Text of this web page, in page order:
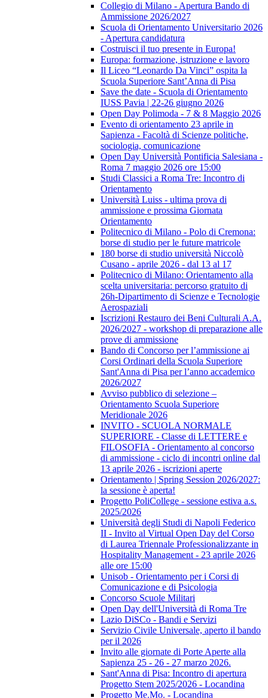
Collegio di Milano - Apertura Bando di
Ammissione 2026/2027
Scuola di Orientamento Universitario 2026
- Apertura candidatura
Costruisci il tuo presente in Europa!
Europa: formazione, istruzione e lavoro
Il Liceo “Leonardo Da Vinci” ospita la
Scuola Superiore Sant’Anna di Pisa
Save the date - Scuola di Orientamento
IUSS Pavia | 22-26 giugno 2026
Open Day Polimoda - 7 & 8 Maggio 2026
Evento di orientamento 23 aprile in
Sapienza - Facoltà di Scienze politiche,
sociologia, comunicazione
Open Day Università Pontificia Salesiana -
Roma 7 maggio 2026 ore 15:00
Studi Classici a Roma Tre: Incontro di
Orientamento
Università Luiss - ultima prova di
ammissione e prossima Giornata
Orientamento
Politecnico di Milano - Polo di Cremona:
borse di studio per le future matricole
180 borse di studio università Niccolò
Cusano - aprile 2026 - dal 13 al 17
Politecnico di Milano: Orientamento alla
scelta universitaria: percorso gratuito di
26h-Dipartimento di Scienze e Tecnologie
Aerospaziali
Iscrizioni Restauro dei Beni Culturali A.A.
2026/2027 - workshop di preparazione alle
prove di ammissione
Bando di Concorso per l’ammissione ai
Corsi Ordinari della Scuola Superiore
Sant'Anna di Pisa per l’anno accademico
2026/2027
Avviso pubblico di selezione –
Orientamento Scuola Superiore
Meridionale 2026
INVITO - SCUOLA NORMALE
SUPERIORE - Classe di LETTERE e
FILOSOFIA - Orientamento al concorso
di ammissione - ciclo di incontri online dal
13 aprile 2026 - iscrizioni aperte
Orientamento | Spring Session 2026/2027:
la sessione è aperta!
Progetto PoliCollege - sessione estiva a.s.
2025/2026
Università degli Studi di Napoli Federico
II - Invito al Virtual Open Day del Corso
di Laurea Triennale Professionalizzante in
Hospitality Management - 23 aprile 2026
alle ore 15:00
Unisob - Orientamento per i Corsi di
Comunicazione e di Psicologia
Concorso Scuole Militari
Open Day dell'Università di Roma Tre
Lazio DiSCo - Bandi e Servizi
Servizio Civile Universale, aperto il bando
per il 2026
Invito alle giornate di Porte Aperte alla
Sapienza 25 - 26 - 27 marzo 2026.
Sant'Anna di Pisa: Incontro di apertura
Progetto Stem 2025/2026 - Locandina
Progetto Me.Mo. - Locandina